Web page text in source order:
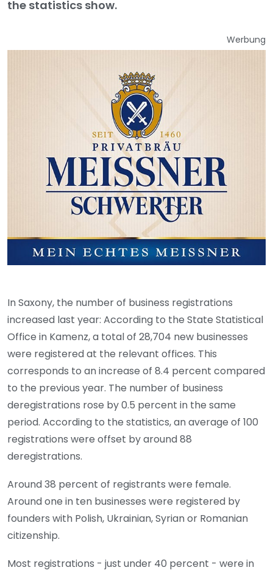
the statistics show.
Werbung
In Saxony, the number of business registrations
increased last year: According to the State Statistical
Office in Kamenz, a total of 28,704 new businesses
were registered at the relevant offices. This
corresponds to an increase of 8.4 percent compared
to the previous year. The number of business
deregistrations rose by 0.5 percent in the same
period. According to the statistics, an average of 100
registrations were offset by around 88
deregistrations.
Around 38 percent of registrants were female.
Around one in ten businesses were registered by
founders with Polish, Ukrainian, Syrian or Romanian
citizenship.
Most registrations - just under 40 percent - were in